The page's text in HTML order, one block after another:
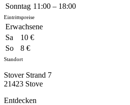
Sonntag 11:00 – 18:00
Eintrittspreise
Erwachsene
Sa
10 €
So
8 €
Standort
Stover Strand 7
21423 Stove
Entdecken